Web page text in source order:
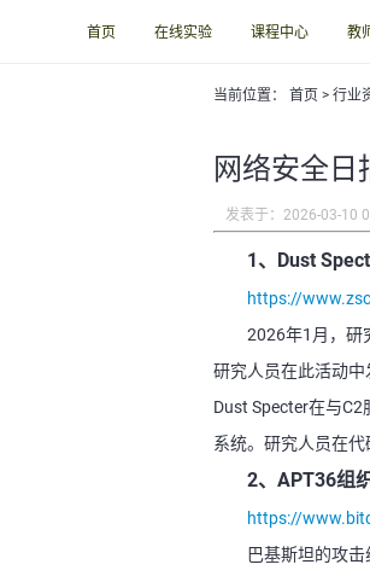
首页 在线实验 课程中心 教
当前位置： 首页 > 行业
网络安全日
发表于：2026-03-10
1、Dust
https://
2026年1月，研
研究人员在此活动中
Dust Specter在与
系统。研究人员在
2、APT36组
https://
巴基斯坦的攻